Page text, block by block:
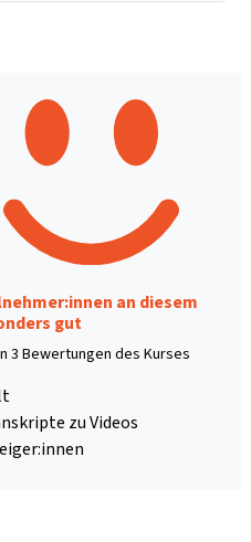
an diesem
gut
3 Bewertungen des Kurses
zu Videos